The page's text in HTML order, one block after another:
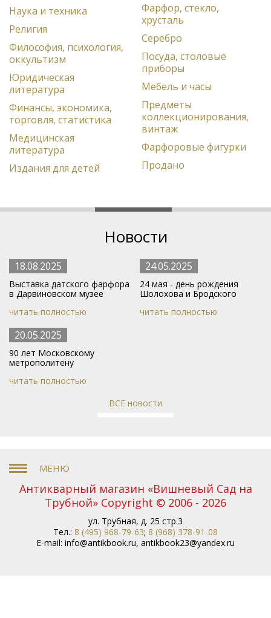
Наука и техника
Религия
Философия, психология,
оккультизм
Юридическая
литература
Финансы, экономика,
торговля, статистика
Медицинская
литература
Издания для детей
Фарфор, стекло,
хрусталь
Серебро
Посуда, столовые
приборы
Мебель и часы
Предметы
коллекционирования,
винтаж
Фарфоровые фигурки
Продано
Новости
18.08.2025
Выставка датского фарфора
в Дарвиновском музее
читать полностью
24.05.2025
24 мая - день рождения
Шолохова и Бродского
читать полностью
20.05.2025
90 лет Московскому
метрополитену
читать полностью
ВСЕ новости
Антикварный магазин «Вишневый Сад на
Трубной» Copyright © 2006 - 2026
ул. Трубная, д. 25 стр.3
Тел.: 8 (495) 968-79-63; 8 (968) 378-91-08
E-mail: info@antikbook.ru, antikbook23@yandex.ru